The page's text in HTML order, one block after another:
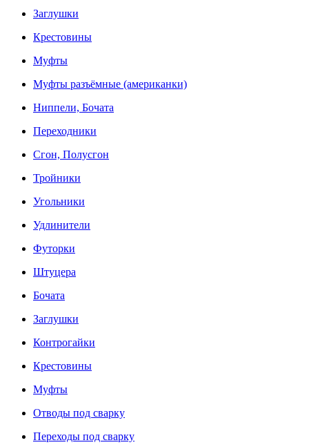
Заглушки
Крестовины
Муфты
Муфты разъёмные (американки)
Ниппели, Бочата
Переходники
Сгон, Полусгон
Тройники
Угольники
Удлинители
Футорки
Штуцера
Бочата
Заглушки
Контрогайки
Крестовины
Муфты
Отводы под сварку
Переходы под сварку